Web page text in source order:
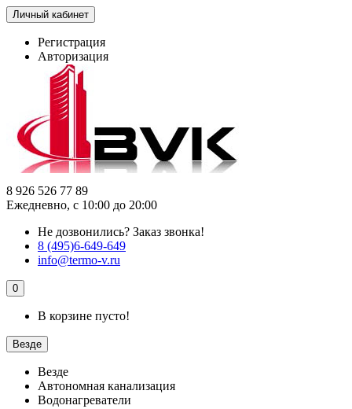
Личный кабинет
Регистрация
Авторизация
8 926 526 77 89
Ежедневно, с 10:00 до 20:00
Не дозвонились? Заказ звонка!
8 (495)6-649-649
info@termo-v.ru
0
В корзине пусто!
Везде
Везде
Автономная канализация
Водонагреватели